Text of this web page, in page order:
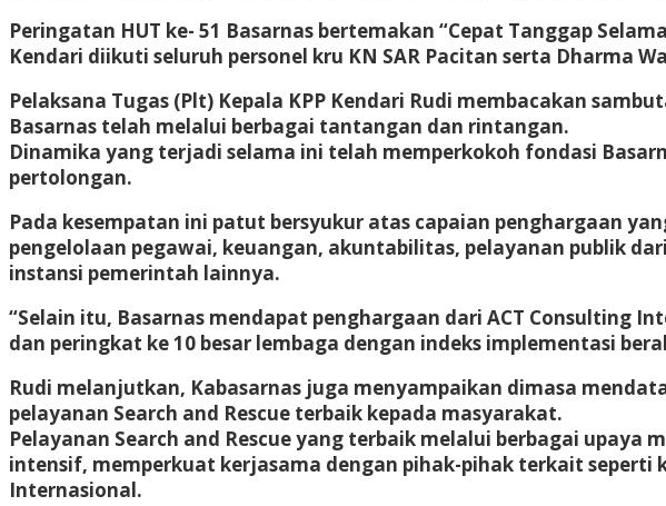
Peringatan HUT ke- 51 Basarnas bertemakan “Cepat Tanggap
Kendari diikuti seluruh personel kru KN SAR Pacitan serta Dharma
Pelaksana Tugas (Plt) Kepala KPP Kendari Rudi membacakan
Basarnas telah melalui berbagai tantangan dan rintangan.
Dinamika yang terjadi selama ini telah memperkokoh fondasi
pertolongan.
Pada kesempatan ini patut bersyukur atas capaian penghargaan
pengelolaan pegawai, keuangan, akuntabilitas, pelayanan publik
instansi pemerintah lainnya.
“Selain itu, Basarnas mendapat penghargaan dari ACT Consulting
dan peringkat ke 10 besar lembaga dengan indeks implementasi
Rudi melanjutkan, Kabasarnas juga menyampaikan dimasa
pelayanan Search and Rescue terbaik kepada masyarakat.
Pelayanan Search and Rescue yang terbaik melalui berbagai
intensif, memperkuat kerjasama dengan pihak-pihak terkait
Internasional.